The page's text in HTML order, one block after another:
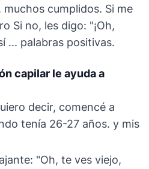
cumplidos. Si me
Si no, les digo: "¡Oh,
... palabras positivas.
capilar le ayuda a
decir, comencé a
tenía 26-27 años. y mis
"Oh, te ves viejo,